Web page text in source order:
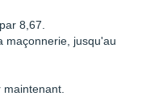
8,67.
maçonnerie, jusqu'au
maintenant.